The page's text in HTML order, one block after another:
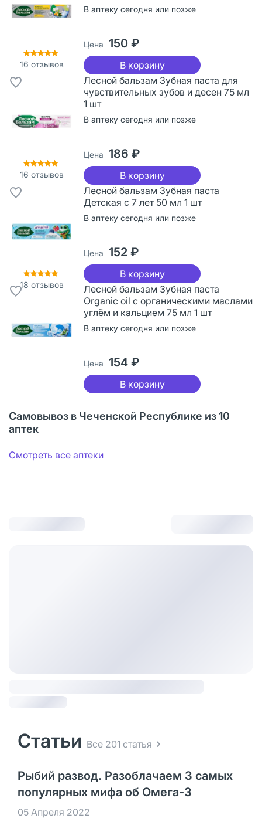
16 отзывов
В аптеку сегодня или позже
Цена 150 ₽
В корзину
16 отзывов
Лесной бальзам Зубная паста для
чувствительных зубов и десен 75 мл
1 шт
В аптеку сегодня или позже
Цена 186 ₽
В корзину
18 отзывов
Лесной бальзам Зубная паста
Детская с 7 лет 50 мл 1 шт
В аптеку сегодня или позже
Цена 152 ₽
В корзину
Лесной бальзам Зубная паста
Organic oil с органическими маслами
углём и кальцием 75 мл 1 шт
В аптеку сегодня или позже
Цена 154 ₽
В корзину
Самовывоз в Чеченской Республике из 10
аптек
Смотреть все аптеки
Статьи Все 201 статья
Рыбий развод. Разоблачаем 3 самых
популярных мифа об Омега-3
05 Апреля 2022